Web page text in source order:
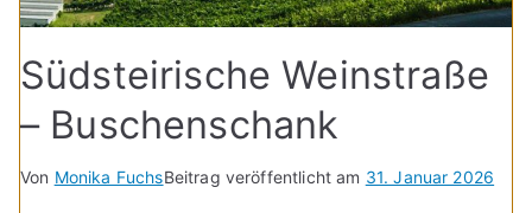
Südsteirische Weinstraße
– Buschenschank
Von Monika FuchsBeitrag veröffentlicht am 31. Januar 2026